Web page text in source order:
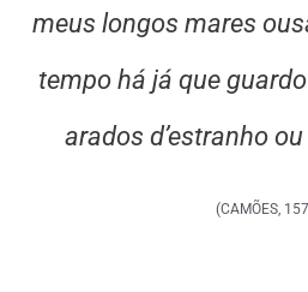
meus longos mares
tempo há já que
arados d’estranho
(CAMÕES,